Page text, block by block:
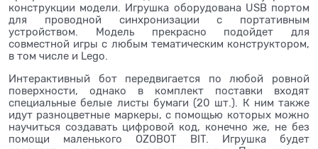
конструкции модели. Игрушка оборудована USB портом
для проводной синхронизации с портативным
устройством. Модель прекрасно подойдет для
совместной игры с любым тематическим конструктором,
в том числе и Lego.
Интерактивный бот передвигается по любой ровной
поверхности, однако в комплект поставки входят
специальные белые листы бумаги (20 шт.). К ним также
идут разноцветные маркеры, с помощью которых можно
научиться создавать цифровой код, конечно же, не без
помощи маленького OZOBOT BIT. Игрушка будет